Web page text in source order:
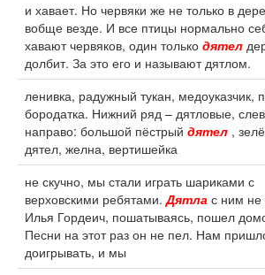
и хавает. Но червяки же не только в
вобще везде. И все птицы нормально
хавают червяков, один только дятел
долбит. За это его и называют дятлом.
ленивка, радужный тукан, медоуказчик,
бородатка. Нижний ряд – дятловые,
направо: большой пёстрый дятел ,
дятел, желна, вертишейка
не скучно, мы стали играть шариками с
верховскими ребятами.Дятла с ним
Илья Гордеич, пошатываясь, пошел
Песни на этот раз он не пел. Нам
доигрывать, и мы